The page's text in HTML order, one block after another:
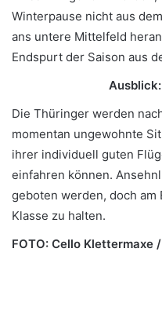
Winterpause nicht aus
ans untere Mittelfeld
Endspurt der Saison aus
Die Thüringer werden
momentan ungewohnte
ihrer individuell guten
einfahren können.
geboten werden, doch am
Klasse zu halten.
FOTO: Cello Klettermaxe /